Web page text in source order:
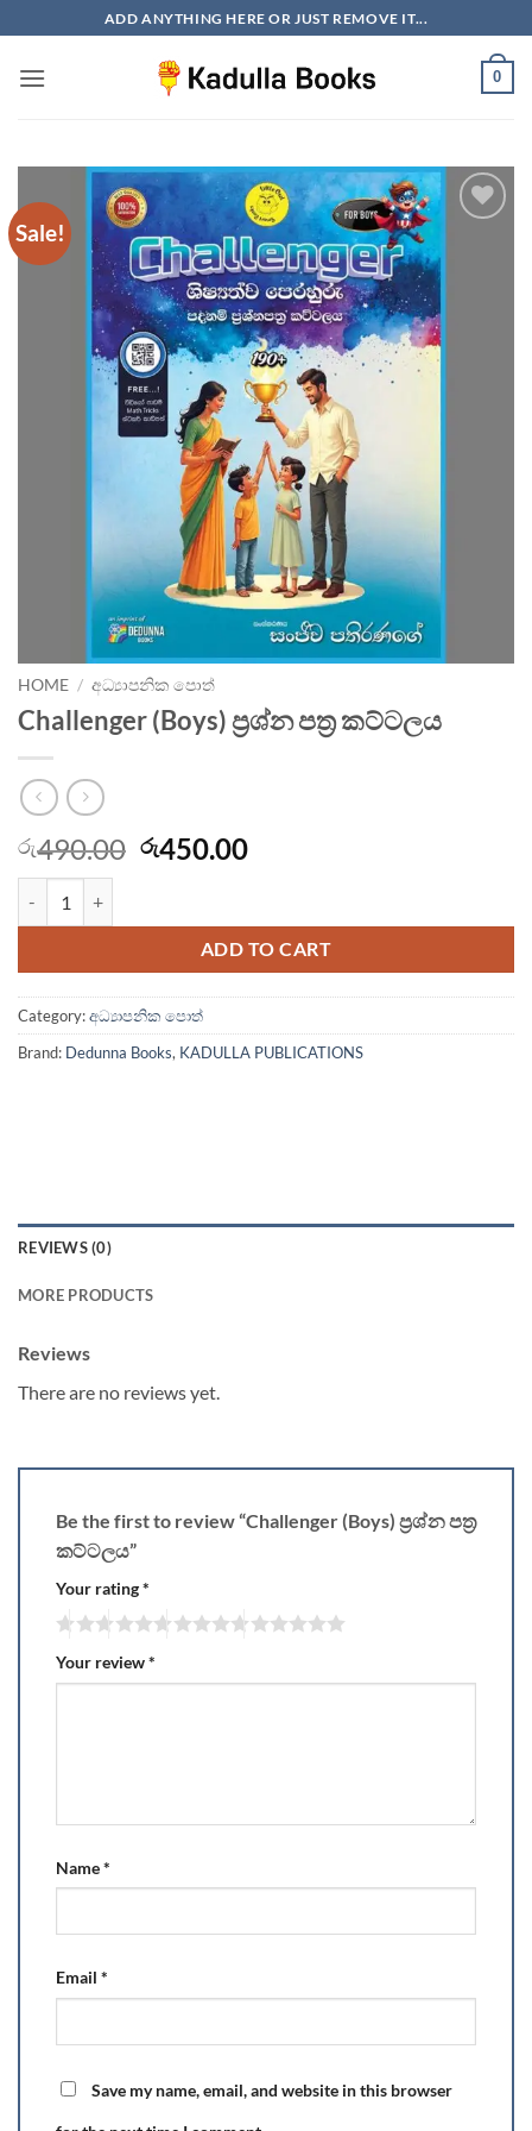
to
content
ADD ANYTHING HERE OR JUST REMOVE IT...
0
Sale!
HOME / අධ්‍යාපනික පොත්
Challenger (Boys) ප්‍රශ්න පත්‍ර කට්ටලය
රු490.00 Original
රු490.00.
රු450.00Current
රු450.00.
ADD TO CART
Category:අධ්‍යාපනික පොත්
Brand: Dedunna Books, KADULLA PUBLICATIONS
REVIEWS (0)
MORE PRODUCTS
Reviews
There are no reviews yet.
Be the first to review “Challenger (Boys) ප්‍රශ්න පත්‍ර
කට්ටලය”
Your rating*
Your review*
Name*
Email *
Save my name, email, and website in this browser